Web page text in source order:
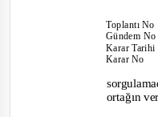
ToplantıNo
Gündem No
Karar Tarihi
Karar No
ortağın